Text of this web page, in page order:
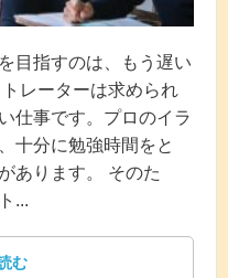
目指すのは、もう遅い
レーターは求められ
仕事です。プロのイラ
十分に勉強時間をと
あります。 そのた
...
む